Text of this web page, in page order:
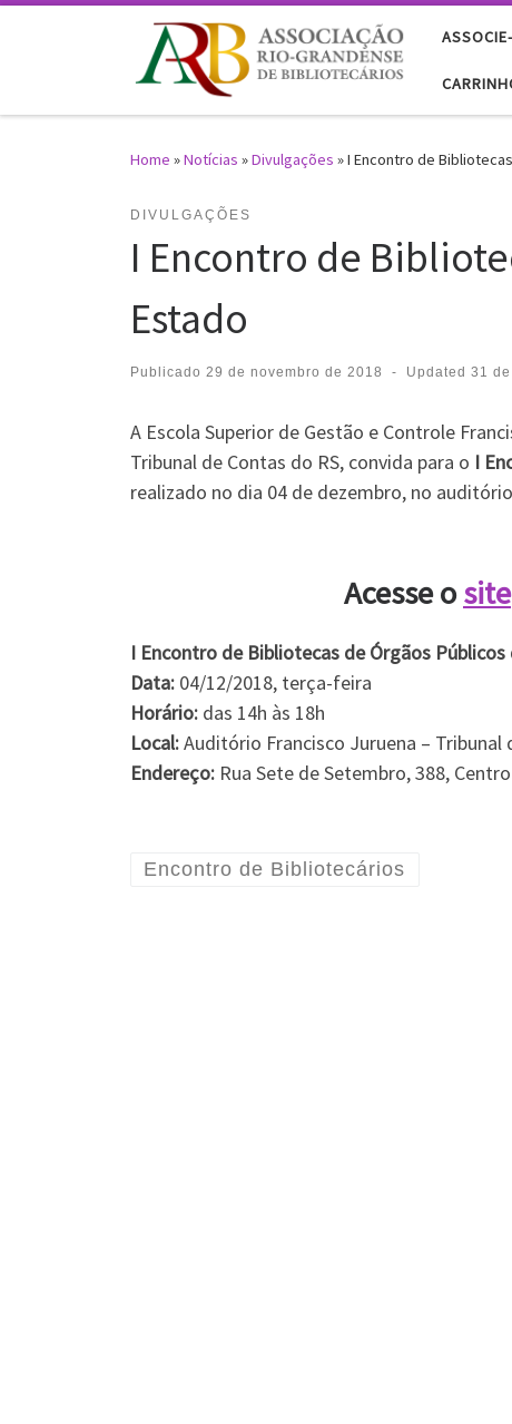
Home »Notícias »Divulgações »I Encontro de
DIVULGAÇÕES
I Encontro de
Estado
Publicado 29 de novembro de 2018 - Updated 31
A Escola Superior de Gestão e Controle
Tribunal de Contas do RS, convida para o I
realizado no dia 04 de dezembro, no
Acesse osite
I Encontro de Bibliotecas de Órgãos
Data: 04/12/2018, terça-feira
Horário: das 14h às 18h
Local:Auditório Francisco Juruena – Tribunal
Endereço: Rua Sete de Setembro, 388,
Encontro de Bibliotecários